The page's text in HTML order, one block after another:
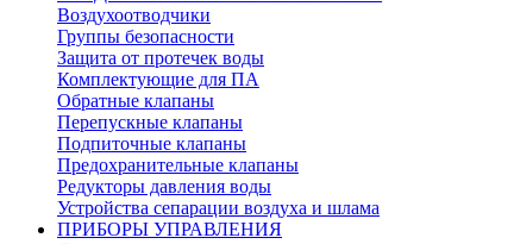
Воздухоотводчики
Группы безопасности
Защита от протечек воды
Комплектующие для ПА
Обратные клапаны
Перепускные клапаны
Подпиточные клапаны
Предохранительные клапаны
Редукторы давления воды
Устройства сепарации воздуха и шлама
ПРИБОРЫ УПРАВЛЕНИЯ